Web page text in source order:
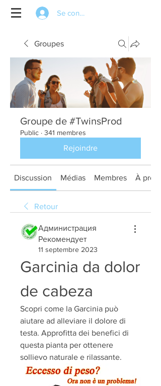
Se connecter
Groupes
Groupe de #TwinsProd
Public · 341 membres
Rejoindre
Discussion Médias Membres À
Retour
Администрация
Рекомендует
11 septembre 2023
Garcinia da dolor
de cabeza
Scopri come la Garcinia può
aiutare ad alleviare il dolore di
testa. Approfitta dei benefici di
questa pianta per ottenere
sollievo naturale e rilassante.